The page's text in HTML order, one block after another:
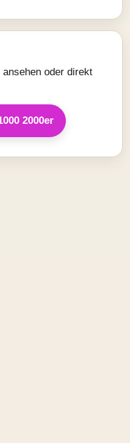
ansehen oder direkt
2000er